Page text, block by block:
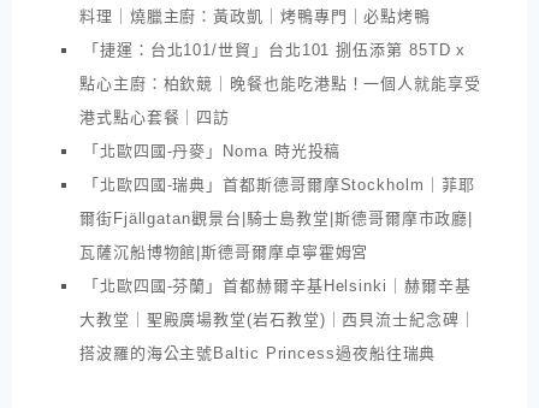
料理｜燒臘主廚：黃政凱｜烤鴨專門｜必點烤鴨
「捷運：台北101/世貿」台北101 捌伍添第 85TD x
點心主廚：柏欽競｜晚餐也能吃港點！一個人就能享受
港式點心套餐｜四訪
「北歐四國-丹麥」Noma 時光投稿
「北歐四國-瑞典」首都斯德哥爾摩Stockholm｜菲耶
爾街Fjällgatan觀景台|騎士島教堂|斯德哥爾摩市政廳|
瓦薩沉船博物館|斯德哥爾摩卓寧霍姆宮
「北歐四國-芬蘭」首都赫爾辛基Helsinki｜赫爾辛基
大教堂｜聖殿廣場教堂(岩石教堂)｜西貝流士紀念碑｜
搭波羅的海公主號Baltic Princess過夜船往瑞典